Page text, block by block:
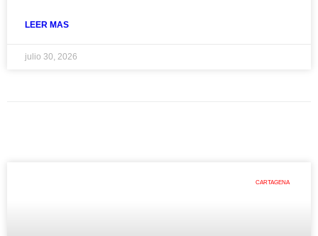
LEER MAS
julio 30, 2026
CARTAGENA